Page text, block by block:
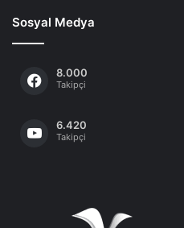
Sosyal Medya
8.000
Takipçi
6.420
Takipçi